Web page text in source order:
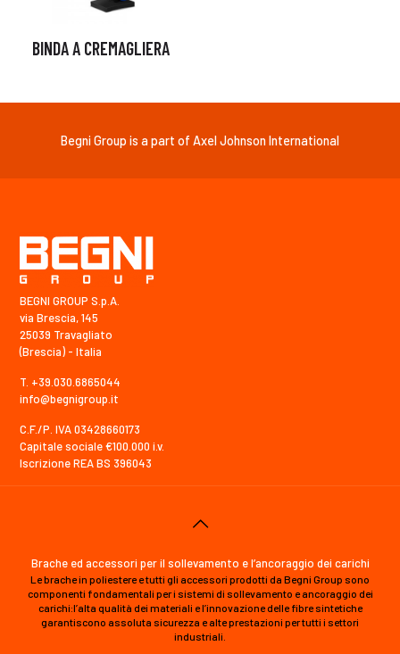
BINDA A CREMAGLIERA
Begni Group is a part of Axel Johnson International
BEGNI GROUP S.p.A.
via Brescia, 145
25039 Travagliato
(Brescia) - Italia
T. +39.030.6865044
info@begnigroup.it
C.F./P. IVA 03428660173
Capitale sociale €100.000 i.v.
Iscrizione REA BS 396043
Brache ed accessori per il sollevamento e l’ancoraggio dei carichi
Le brache in poliestere e tutti gli accessori prodotti da Begni Group sono
componenti fondamentali per i sistemi di sollevamento e ancoraggio dei
carichi:l’alta qualità dei materiali e l’innovazione delle fibre sintetiche
garantiscono assoluta sicurezza e alte prestazioni per tutti i settori
industriali.